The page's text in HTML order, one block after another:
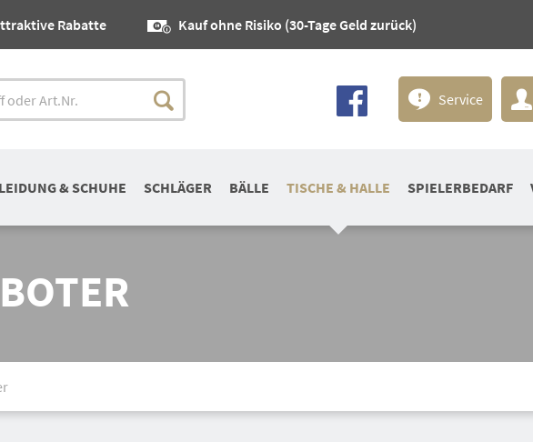
Rabatte Kauf ohne Risiko (30-Tage Geld zurück)
Service
& SCHUHE SCHLÄGER BÄLLE TISCHE & HALLE SPIELERBEDARF